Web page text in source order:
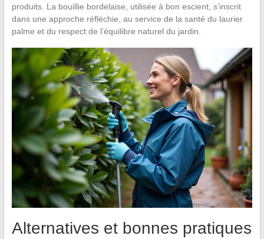
produits. La bouillie bordelaise, utilisée à bon escient, s’inscrit
dans une approche réfléchie, au service de la santé du laurier
palme et du respect de l’équilibre naturel du jardin.
Alternatives et bonnes pratiques